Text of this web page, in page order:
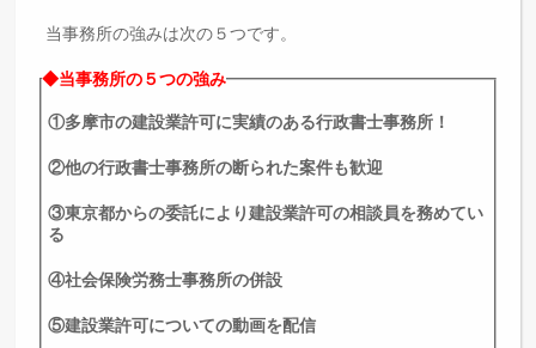
当事務所の強みは次の５つです。
◆当事務所の５つの強み
①多摩市の建設業許可に実績のある行政書士事務所！
②他の行政書士事務所の断られた案件も歓迎
③東京都からの委託により建設業許可の相談員を務めてい
る
④社会保険労務士事務所の併設
⑤建設業許可についての動画を配信